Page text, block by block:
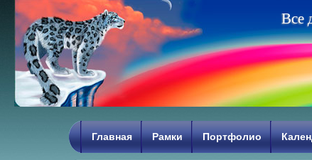
Все
Главная Рамки Портфолио